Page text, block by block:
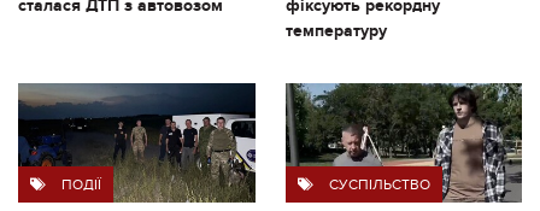
сталася ДТП з автовозом
фіксують рекордну
температуру
ПОДІЇ СУСПІЛЬСТВО